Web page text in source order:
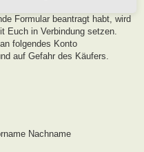
Formular beantragt habt, wird
Euch in Verbindung setzen.
folgendes Konto
auf Gefahr des Käufers.
Nachname